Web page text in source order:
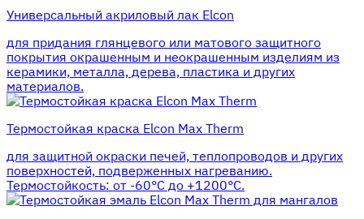
Универсальный акриловый лак Elcon
для придания глянцевого или матового защитного
покрытия окрашенным и неокрашенным изделиям из
керамики, металла, дерева, пластика и других
материалов.
Термостойкая краска Elcon Max Therm
для защитной окраски печей, теплопроводов и других
поверхностей, подверженных нагреванию.
Термостойкость: от -60°С до +1200°С.